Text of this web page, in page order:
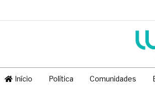
Início Política Comunidades